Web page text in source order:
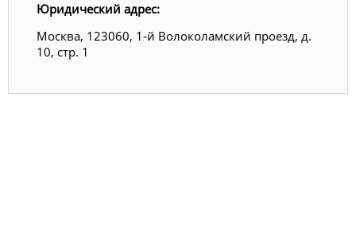
Юридический адрес:
Москва, 123060, 1-й Волоколамский проезд, д.
10, стр. 1